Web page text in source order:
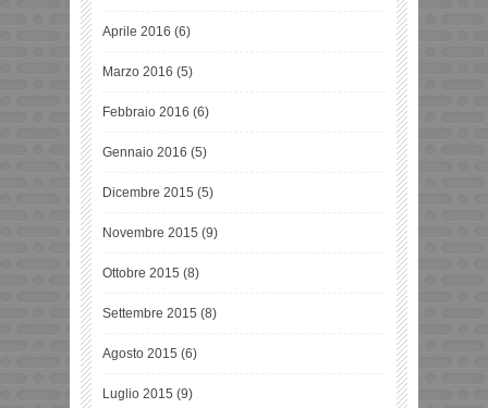
Aprile 2016 (6)
Marzo 2016 (5)
Febbraio 2016 (6)
Gennaio 2016 (5)
Dicembre 2015 (5)
Novembre 2015 (9)
Ottobre 2015 (8)
Settembre 2015 (8)
Agosto 2015 (6)
Luglio 2015 (9)